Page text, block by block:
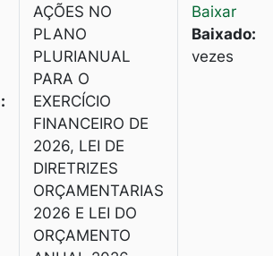
AÇÕES NO
PLANO
PLURIANUAL
PARA O
EXERCÍCIO
FINANCEIRO DE
2026, LEI DE
DIRETRIZES
ORÇAMENTARIAS
2026 E LEI DO
ORÇAMENTO
Baixar
Baixado:
vezes